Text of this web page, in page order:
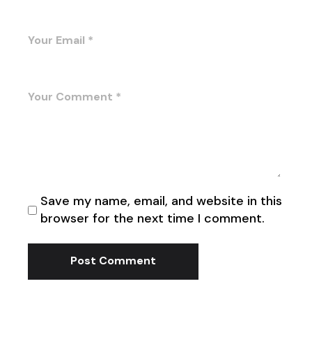
Save my name, email, and website in this
browser for the next time I comment.
Post Comment